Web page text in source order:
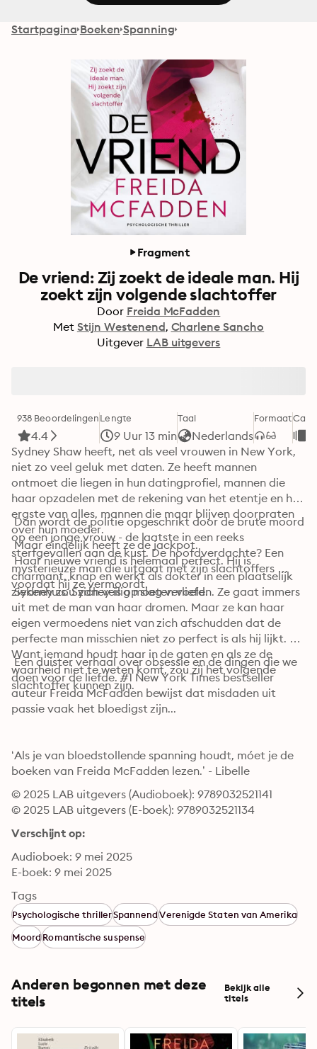
Startpagina Boeken Spanning
Fragment
De vriend: Zij zoekt de ideale man. Hij
zoekt zijn volgende slachtoffer
Door Freida McFadden
Met Stijn Westenend Charlene Sancho
Uitgever LAB uitgevers
938 Beoordelingen
4.4
Lengte
9 Uur 13 min
Taal
Nederlands
Formaat
Sydney Shaw heeft, net als veel vrouwen in New York,
niet zo veel geluk met daten. Ze heeft mannen
ontmoet die liegen in hun datingprofiel, mannen die
haar opzadelen met de rekening van het etentje en het
ergste van alles, mannen die maar blijven doorpraten
over hun moeder.
Maar eindelijk heeft ze de jackpot.
Haar nieuwe vriend is helemaal perfect. Hij is
charmant, knap en werkt als dokter in een plaatselijk
ziekenhuis. Sydney is op slag verliefd.
Dan wordt de politie opgeschrikt door de brute moord
op een jonge vrouw - de laatste in een reeks
sterfgevallen aan de kust. De hoofdverdachte? Een
mysterieuze man die uitgaat met zijn slachtoffers
voordat hij ze vermoordt.
Sydney zou zich veilig moeten voelen. Ze gaat immers
uit met de man van haar dromen. Maar ze kan haar
eigen vermoedens niet van zich afschudden dat de
perfecte man misschien niet zo perfect is als hij lijkt.
Want iemand houdt haar in de gaten en als ze de
waarheid niet te weten komt, zou zij het volgende
slachtoffer kunnen zijn.
Een duister verhaal over obsessie en de dingen die we
doen voor de liefde. #1 New York Times bestseller
auteur Freida McFadden bewijst dat misdaden uit
passie vaak het bloedigst zijn...
‘Als je van bloedstollende spanning houdt, móet je de
boeken van Freida McFadden lezen.’ - Libelle
© 2025 LAB uitgevers (Audioboek): 9789032521141
© 2025 LAB uitgevers (E-boek): 9789032521134
Verschijnt op:
Audioboek: 9 mei 2025
E-boek: 9 mei 2025
Tags
Psychologische thrillerSpannendVerenigde Staten van Amerika
MoordRomantische suspense
Anderen begonnen met deze
titels
Bekijk alle
titels